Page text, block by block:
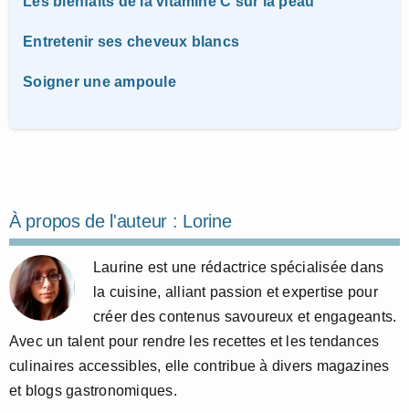
Entretenir ses cheveux blancs
Soigner une ampoule
À propos de l'auteur : Lorine
Laurine est une rédactrice spécialisée dans
la cuisine, alliant passion et expertise pour
créer des contenus savoureux et engageants.
Avec un talent pour rendre les recettes et les tendances
culinaires accessibles, elle contribue à divers magazines
et blogs gastronomiques.